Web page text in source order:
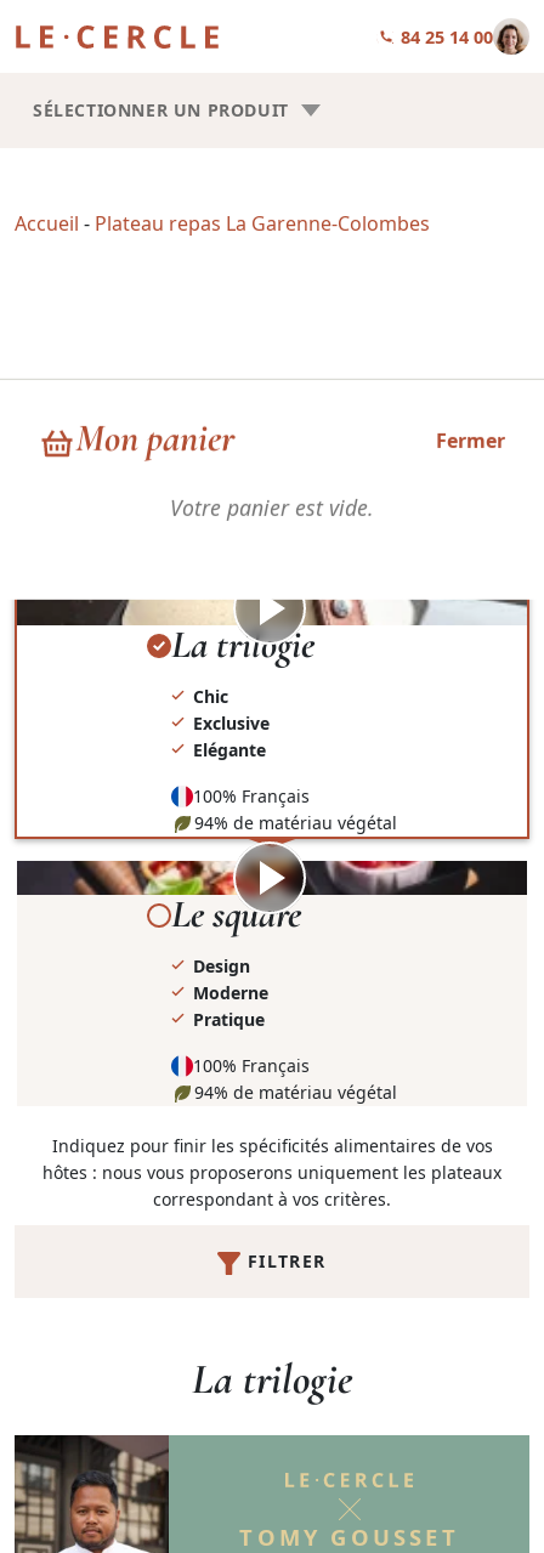
01 84 25 14 00
Mon panier Fermer
Votre panier est vide.
SÉLECTIONNER UN PRODUIT
Accueil - Plateau repas La Garenne-Colombes
Plateau repas La Garenne-Colombes
Choisissez la forme de vos plateaux repas : Trilogie ou Square.
Visionner
la
La trilogie
Chic
Exclusive
Elégante
100% Français
94% de matériau végétal
Visionner
la
Le square
Design
Moderne
Pratique
100% Français
94% de matériau végétal
Indiquez pour finir les spécificités alimentaires de vos
hôtes : nous vous proposerons uniquement les plateaux
correspondant à vos critères.
FILTRER
La trilogie
TOMY GOUSSET